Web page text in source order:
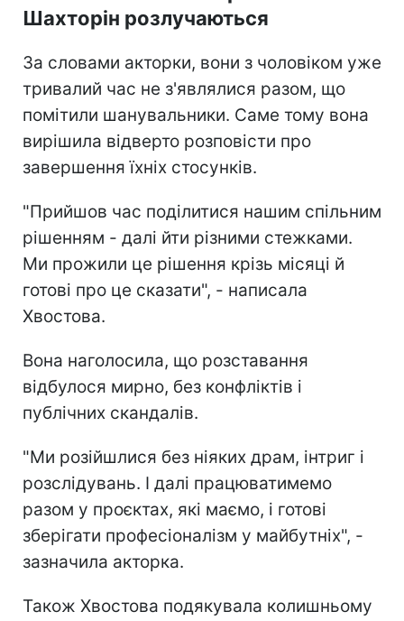
Шахторін розлучаються
За словами акторки, вони з чоловіком уже
тривалий час не з'являлися разом, що
помітили шанувальники. Саме тому вона
вирішила відверто розповісти про
завершення їхніх стосунків.
"Прийшов час поділитися нашим спільним
рішенням - далі йти різними стежками.
Ми прожили це рішення крізь місяці й
готові про це сказати", - написала
Хвостова.
Вона наголосила, що розставання
відбулося мирно, без конфліктів і
публічних скандалів.
"Ми розійшлися без ніяких драм, інтриг і
розслідувань. І далі працюватимемо
разом у проєктах, які маємо, і готові
зберігати професіоналізм у майбутніх", -
зазначила акторка.
Також Хвостова подякувала колишньому